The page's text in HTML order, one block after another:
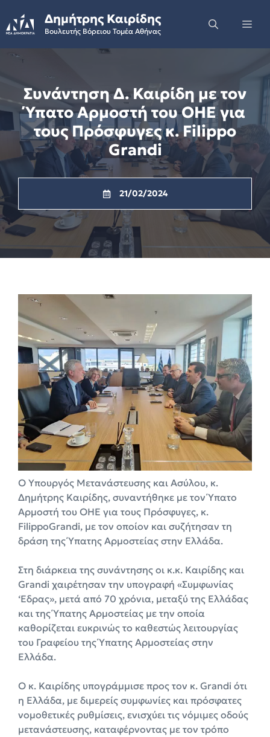
to
content
Δημήτρης Καιρίδης
Βουλευτής Βόρειου Τομέα Αθήνας
Συνάντηση Δ. Καιρίδη με τον
Ύπατο Αρμοστή του ΟΗΕ για
τους Πρόσφυγες κ. Filippo
Grandi
21/02/2024
Ο Υπουργός Μετανάστευσης και Ασύλου, κ.
Δημήτρης Καιρίδης, συναντήθηκε με τον Ύπατο
Αρμοστή του ΟΗΕ για τους Πρόσφυγες, κ.
FilippoGrandi, με τον οποίον και συζήτησαν τη
δράση της Ύπατης Αρμοστείας στην Ελλάδα.
Στη διάρκεια της συνάντησης οι κ.κ. Καιρίδης και
Grandi χαιρέτησαν την υπογραφή «Συμφωνίας
‘Εδρας», μετά από 70 χρόνια, μεταξύ της Ελλάδας
και της Ύπατης Αρμοστείας με την οποία
καθορίζεται ευκρινώς το καθεστώς λειτουργίας
του Γραφείου της Ύπατης Αρμοστείας στην
Ελλάδα.
Ο κ. Καιρίδης υπογράμμισε προς τον κ. Grandi ότι
η Ελλάδα, με διμερείς συμφωνίες και πρόσφατες
νομοθετικές ρυθμίσεις, ενισχύει τις νόμιμες οδούς
μετανάστευσης, καταφέρνοντας με τον τρόπο